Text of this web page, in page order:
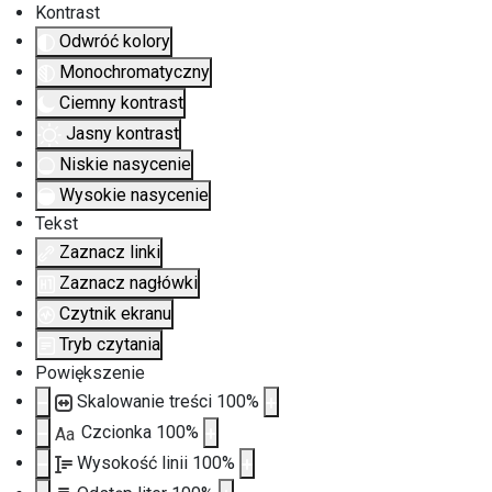
Kontrast
Odwróć kolory
Monochromatyczny
Ciemny kontrast
Jasny kontrast
Niskie nasycenie
Wysokie nasycenie
Tekst
Zaznacz linki
Zaznacz nagłówki
Czytnik ekranu
Tryb czytania
Powiększenie
Skalowanie treści 100%
Aa Czcionka 100%
Wysokość linii 100%